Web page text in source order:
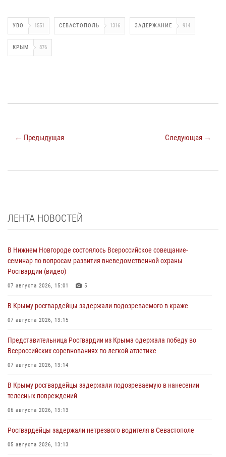
УВО 1551 СЕВАСТОПОЛЬ 1316 ЗАДЕРЖАНИЕ 914
КРЫМ 876
← Предыдущая Следующая →
ЛЕНТА НОВОСТЕЙ
В Нижнем Новгороде состоялось Всероссийское совещание-
семинар по вопросам развития вневедомственной охраны
Росгвардии (видео)
07 августа 2026, 15:01 5
В Крыму росгвардейцы задержали подозреваемого в краже
07 августа 2026, 13:15
Представительница Росгвардии из Крыма одержала победу во
Всероссийских соревнованиях по легкой атлетике
07 августа 2026, 13:14
В Крыму росгвардейцы задержали подозреваемую в нанесении
телесных повреждений
06 августа 2026, 13:13
Росгвардейцы задержали нетрезвого водителя в Севастополе
05 августа 2026, 13:13